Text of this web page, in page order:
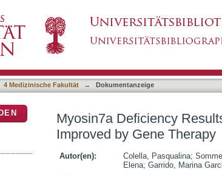
Results in Reduced Retinal
4 Medizinische Fakultät → Dokumentanzeige
Myosin7a Deficiency
Improved by Gene Therapy
Autor(en): Colella, Pasqualina;
Elena; Garrido, Marina